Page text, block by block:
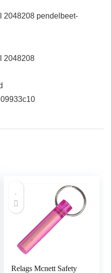
2048208 pendelbeet-
2048208
Relags Mcnett Safety